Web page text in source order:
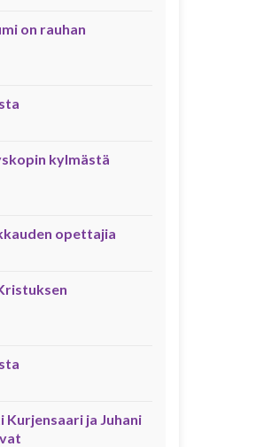
on rauhan
kylmästä
opettajia
ja Juhani